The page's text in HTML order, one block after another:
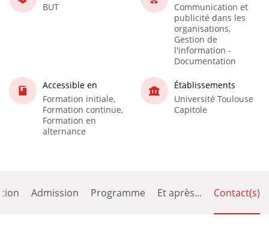
BUT
Communication et
publicité dans les
organisations,
Gestion de
l'information -
Documentation
Accessible en
Formation initiale,
Formation continue,
Formation en
alternance
Établissements
Université Toulouse
Capitole
Admission Programme Et après... Contact(s)